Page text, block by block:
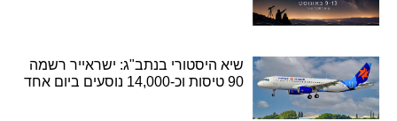
שיא היסטורי בנתב"ג: ישראייר רשמה
90 טיסות וכ-14,000 נוסעים ביום אחד